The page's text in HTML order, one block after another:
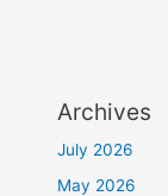
Archives
July 2026
May 2026